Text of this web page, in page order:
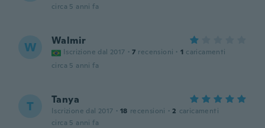
circa 5 anni fa
W Walmir
Iscrizione dal 2017 · 7 recensioni · 1 caricamenti
circa 5 anni fa
T Tanya
Iscrizione dal 2017 · 18 recensioni · 2 caricamenti
circa 5 anni fa